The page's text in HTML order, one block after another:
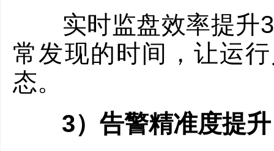
实时监盘效率提升3
常发现的时间，让运
态。
3）告警精准度提升